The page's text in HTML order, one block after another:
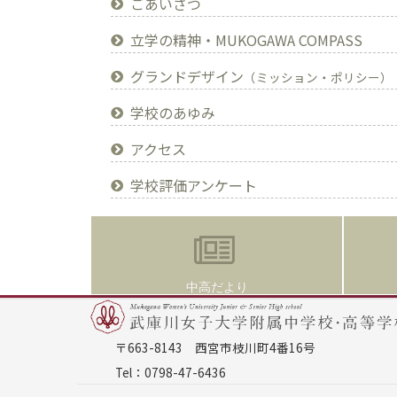
立学の精神・MUKOGAWA COMPASS
グランドデザイン （ミッション・ポリシー）
学校のあゆみ
アクセス
学校評価アンケート
中高だより
〒663-8143 西宮市枝川町4番16号
Tel：0798-47-6436